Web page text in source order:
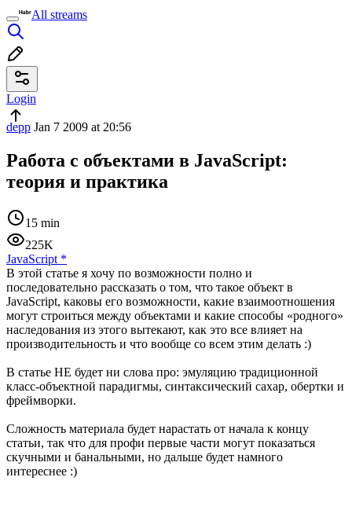
All streams
Login
depp Jan 7 2009 at 20:56
Работа с объектами в JavaScript:
теория и практика
15 min
225K
JavaScript *
В этой статье я хочу по возможности полно и
последовательно рассказать о том, что такое объект в
JavaScript, каковы его возможности, какие взаимоотношения
могут строиться между объектами и какие способы «родного»
наследования из этого вытекают, как это все влияет на
производительность и что вообще со всем этим делать :)
В статье НЕ будет ни слова про: эмуляцию традиционной
класс-объектной парадигмы, синтаксический сахар, обертки и
фреймворки.
Сложность материала будет нарастать от начала к концу
статьи, так что для профи первые части могут показаться
скучными и банальными, но дальше будет намного
интереснее :)